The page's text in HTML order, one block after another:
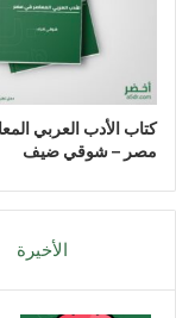
كتاب الأدب العربي
مصر – شوقي ضيف
الأخيرة